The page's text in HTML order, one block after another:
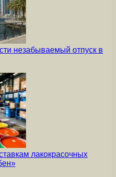
незабываемый отпуск в
лакокрасочных